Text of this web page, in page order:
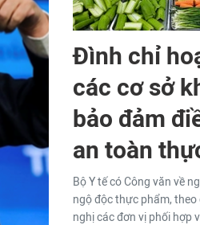
Đình chỉ
các cơ sở
bảo đảm
an toàn
Bộ Y tế có Công văn về
ngộ độc thực phẩm, theo
nghị các đơn vị phối hợp